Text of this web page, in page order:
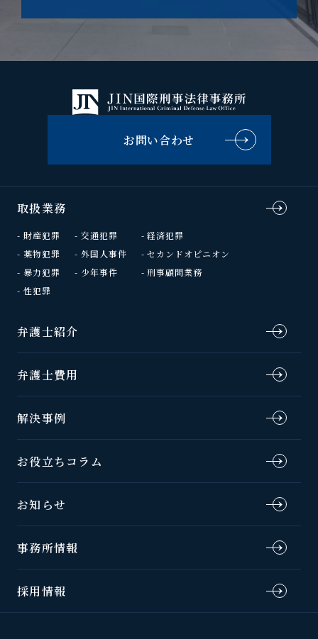
お問い合わせ
取扱業務
財産犯罪
薬物犯罪
暴力犯罪
性犯罪
交通犯罪
外国人事件
少年事件
経済犯罪
セカンドオピニオン
刑事顧問業務
弁護士紹介
弁護士費用
解決事例
お役立ちコラム
お知らせ
事務所情報
採用情報